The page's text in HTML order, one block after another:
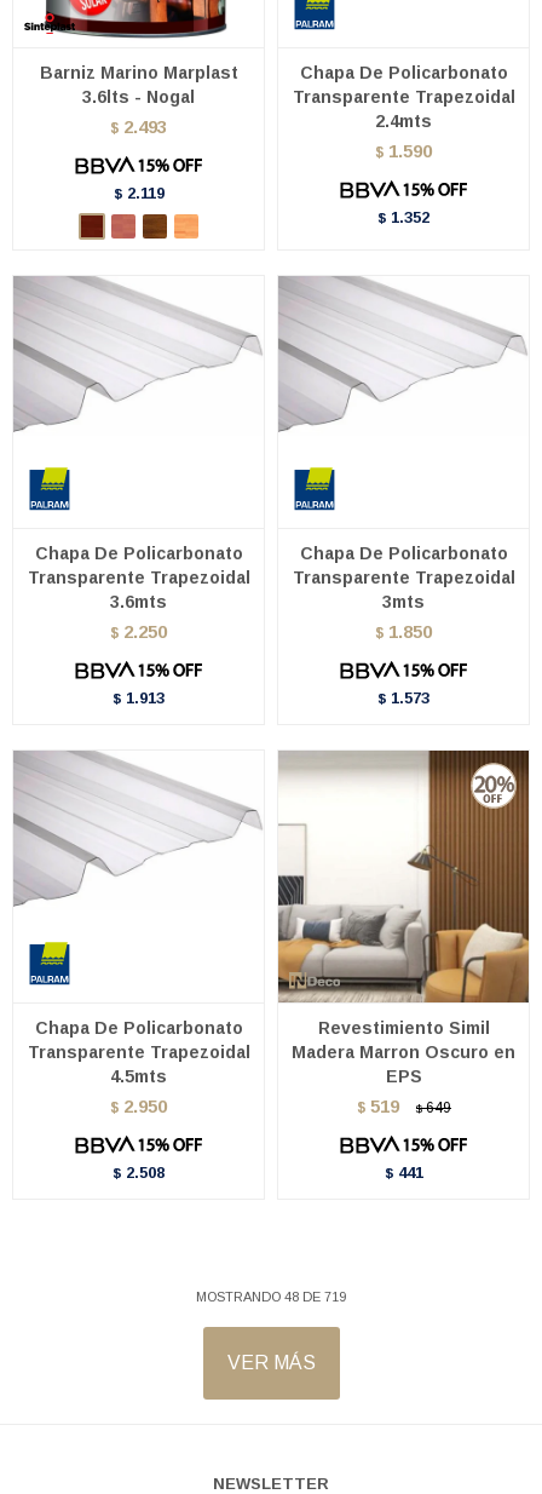
Barniz Marino Marplast
3.6lts - Nogal
$ 2.493
$ 2.119
Chapa De Policarbonato
Transparente Trapezoidal
2.4mts
$ 1.590
$ 1.352
Chapa De Policarbonato
Transparente Trapezoidal
3.6mts
$ 2.250
$ 1.913
Chapa De Policarbonato
Transparente Trapezoidal
3mts
$ 1.850
$ 1.573
Chapa De Policarbonato
Transparente Trapezoidal
4.5mts
$ 2.950
$ 2.508
Revestimiento Simil
Madera Marron Oscuro en
EPS
$ 519 $ 649
$ 441
MOSTRANDO 48 DE 719
VER MÁS
NEWSLETTER